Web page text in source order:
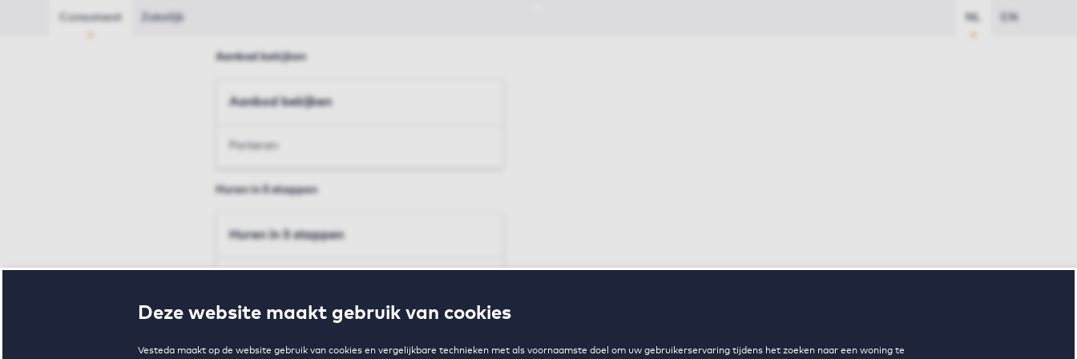
Deze website maakt gebruik van cookies
Vesteda maakt op de website gebruik van cookies en vergelijkbare technieken met als voornaamste doel om uw gebruikerservaring tijdens het zoeken naar een woning te
Consument Zakelijk NL EN
Aanbod bekijken
Aanbod bekijken
Parkeren
Huren in 5 stappen
Huren in 5 stappen
Voorwaarden en toewijzing